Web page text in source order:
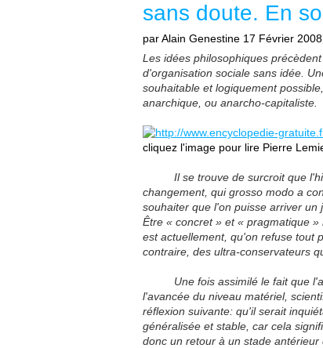
sans doute. En
par Alain Genestine 17 Février
Les idées philosophiques
d'organisation sociale sans idée.
souhaitable et logiquement
anarchique, ou anarcho-capitaliste.
cliquez l'image pour lire Pierre
Il se trouve de surcroit que
changement, qui grosso modo a
souhaiter que l'on puisse arriver un
Être « concret » et« pragmatique »
est actuellement, qu'on refuse tout
contraire, des ultra-conservateurs
Une fois assimilé le fait que
l'avancée du niveau matériel,
réflexion suivante: qu'il serait
généralisée et stable, car cela
donc un retour à un stade